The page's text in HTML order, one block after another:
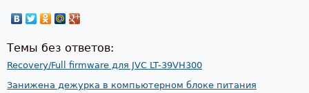
Темы без ответов:
Recovery/Full firmware для JVC LT-39VH300
Занижена дежурка в компьютерном блоке питания